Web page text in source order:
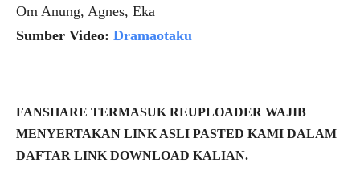
Om Anung, Agnes, Eka
Sumber Video: Dramaotaku
FANSHARE TERMASUK REUPLOADER WAJIB
MENYERTAKAN LINK ASLI PASTED KAMI DALAM
DAFTAR LINK DOWNLOAD KALIAN.